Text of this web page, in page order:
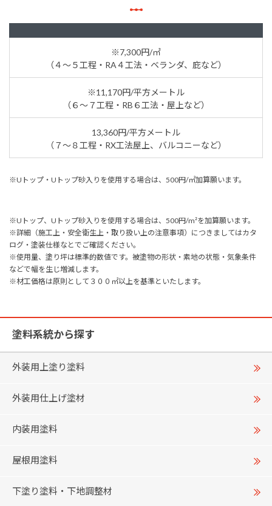
※7,300円/㎡
（４～５工程・RA４工法・ベランダ、庇など）
※11,170円/平方メートル
（６～７工程・RB６工法・屋上など）
13,360円/平方メートル
（７～８工程・RX工法屋上、バルコニーなど）
※Uトップ・Uトップ砂入りを使用する場合は、500円/㎡加算願います。
※Uトップ、Uトップ砂入りを使用する場合は、500円/m²を加算願います。
※詳細（施工上・安全衛生上・取り扱い上の注意事項）につきましてはカタ
ログ・塗装仕様なとでご確認ください。
※使用量、塗り坪は標準的数値です。被塗物の形状・素地の状態・気象条件
などで幅を生じ増減します。
※材工価格は原則として３００㎡以上を基準といたします。
塗料系統から探す
外装用上塗り塗料
外装用仕上げ塗材
内装用塗料
屋根用塗料
下塗り塗料・下地調整材